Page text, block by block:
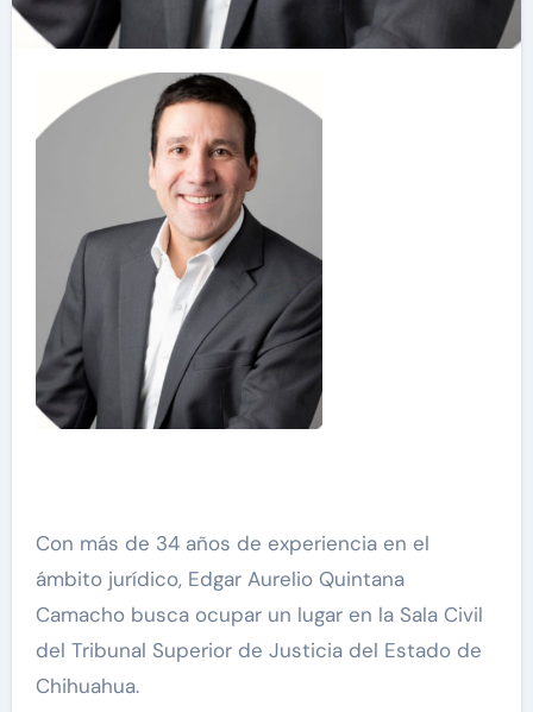
Con más de 34 años de experiencia en el
ámbito jurídico, Edgar Aurelio Quintana
Camacho busca ocupar un lugar en la Sala Civil
del Tribunal Superior de Justicia del Estado de
Chihuahua.